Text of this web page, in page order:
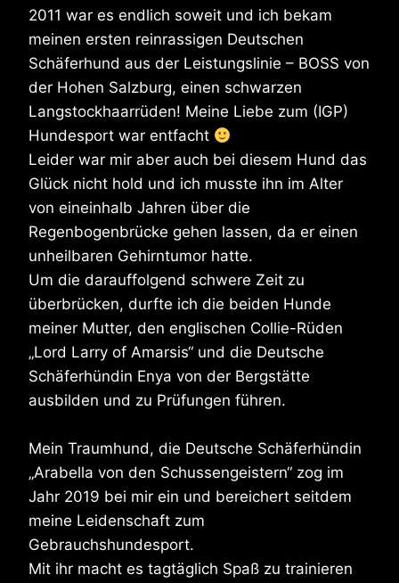
2011 war es endlich soweit und ich bekam
meinen ersten reinrassigen Deutschen
Schäferhund aus der Leistungslinie – BOSS von
der Hohen Salzburg, einen schwarzen
Langstockhaarrüden! Meine Liebe zum (IGP)
Hundesport war entfacht
Leider war mir aber auch bei diesem Hund das
Glück nicht hold und ich musste ihn im Alter
von eineinhalb Jahren über die
Regenbogenbrücke gehen lassen, da er einen
unheilbaren Gehirntumor hatte.
Um die darauffolgend schwere Zeit zu
überbrücken, durfte ich die beiden Hunde
meiner Mutter, den englischen Collie-Rüden
„Lord Larry of Amarsis“ und die Deutsche
Schäferhündin Enya von der Bergstätte
ausbilden und zu Prüfungen führen.
Mein Traumhund, die Deutsche Schäferhündin
„Arabella von den Schussengeistern“ zog im
Jahr 2019 bei mir ein und bereichert seitdem
meine Leidenschaft zum
Gebrauchshundesport.
Mit ihr macht es tagtäglich Spaß zu trainieren